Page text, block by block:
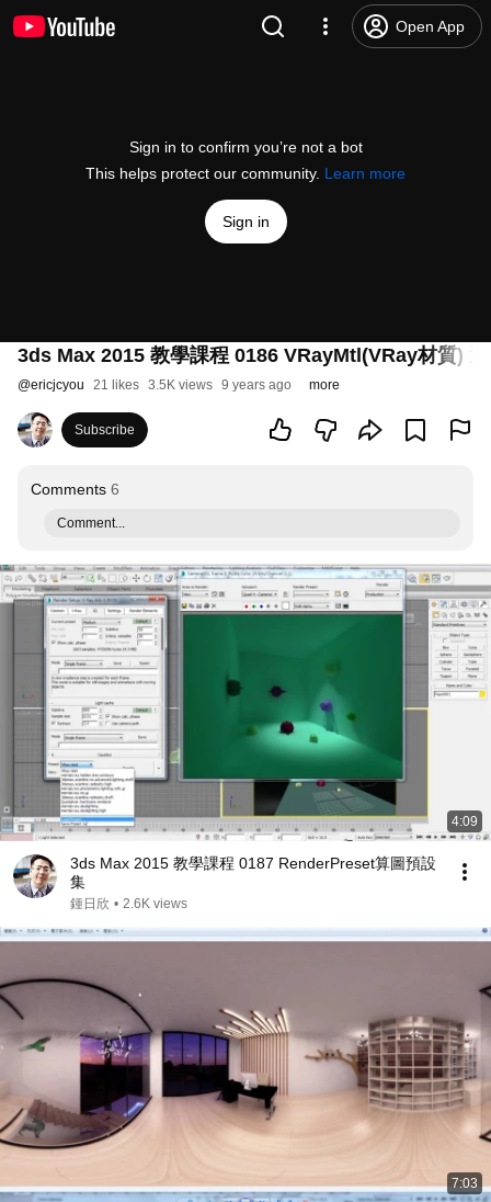
Open App
Sign in to confirm you’re not a bot
This helps protect our community. Learn more
Sign in
3ds Max 2015 教學課程 0186 VRayMtl(VRay材質)
@ericjcyou 21 likes 3.5K views 9 years ago more
Subscribe
Comments 6
Comment...
4:09
3ds Max 2015 教學課程 0187 RenderPreset算圖預設
集
鍾日欣 • 2.6K views
7:03